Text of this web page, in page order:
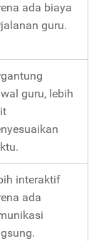
ada biaya
guru.
guru, lebih
interaktif
ada